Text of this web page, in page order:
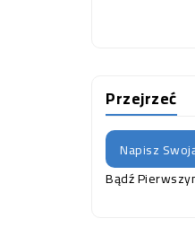
Przejrzeć
Napisz
Bądź